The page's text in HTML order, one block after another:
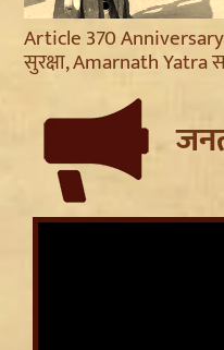
Article 370
सुरक्षा, Amarnath